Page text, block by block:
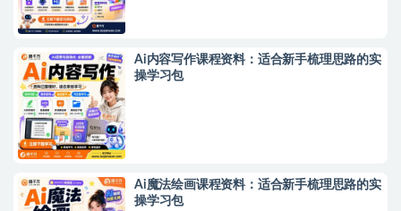
Ai内容写作课程资料：适合新手梳理思路的实
操学习包
Ai魔法绘画课程资料：适合新手梳理思路的实
操学习包